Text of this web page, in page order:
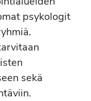
psykologit
sekä